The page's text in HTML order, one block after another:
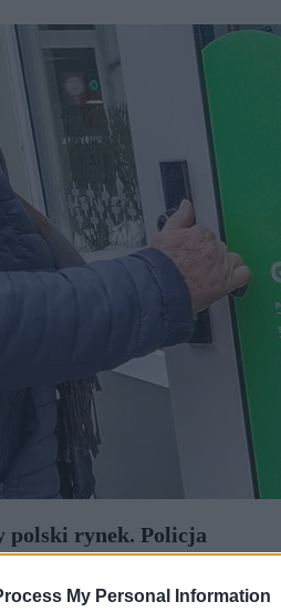
My Personal Information
polski rynek. Policja